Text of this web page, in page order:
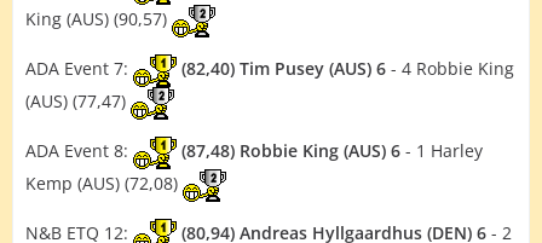
King (AUS) (90,57)
ADA Event 7: (82,40) Tim Pusey (AUS) 6 - 4 Robbie King
(AUS) (77,47)
ADA Event 8: (87,48) Robbie King (AUS) 6 - 1 Harley
Kemp (AUS) (72,08)
N&B ETQ 12: (80,94) Andreas Hyllgaardhus (DEN) 6 - 2